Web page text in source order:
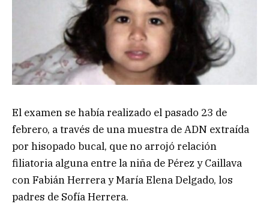
El examen se había realizado el pasado 23 de
febrero, a través de una muestra de ADN extraída
por hisopado bucal, que no arrojó relación
filiatoria alguna entre la niña de Pérez y Caillava
con Fabián Herrera y María Elena Delgado, los
padres de Sofía Herrera.